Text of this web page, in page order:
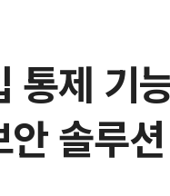
통제 기
안 솔루션​